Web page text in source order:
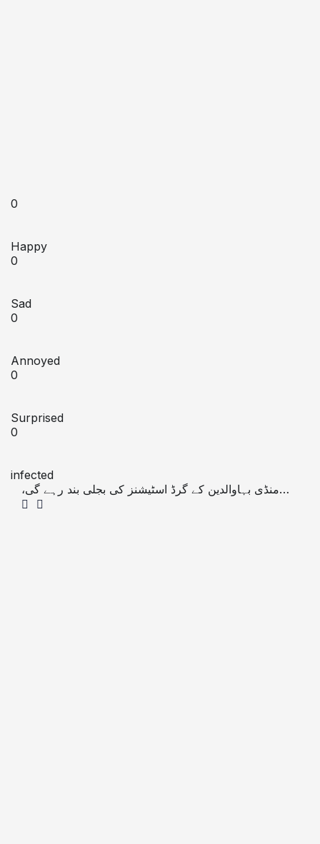
0
Happy
0
Sad
0
Annoyed
0
Surprised
0
infected
منڈی بہاوالدین کے گرڈ اسٹیشنز کی بجلی بند رہے گی،
شیڈول جاری